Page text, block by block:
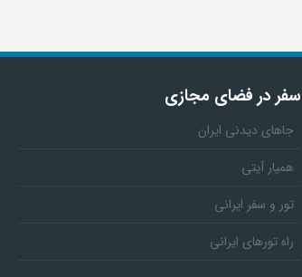
سفر در فضای مجازی
جاهای دیدنی ایران
همیار آیتی
تور و سفر ایرانی
راه تورهای ایرانی